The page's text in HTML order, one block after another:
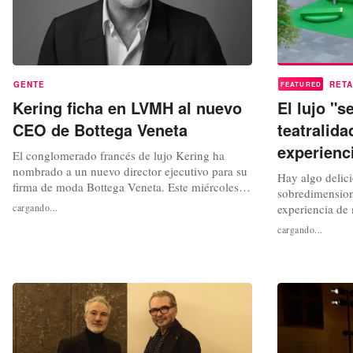
GENTE
Kering ficha en LVMH al nuevo
CEO de Bottega Veneta
El conglomerado francés de lujo Kering ha
nombrado a un nuevo director ejecutivo para su
firma de moda Bottega Veneta. Este miércoles,
el grupo ha anunciado la designación de
Romain Spitzer como CEO de la marca italiana,
cargando...
FEATURED
El lujo
Hay algo
experiencia de
para
respuesta más
cargando...